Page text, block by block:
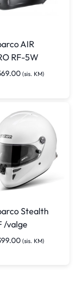
AIR
RF-5W
(sis. KM)
Stealth
/valge
(sis. KM)